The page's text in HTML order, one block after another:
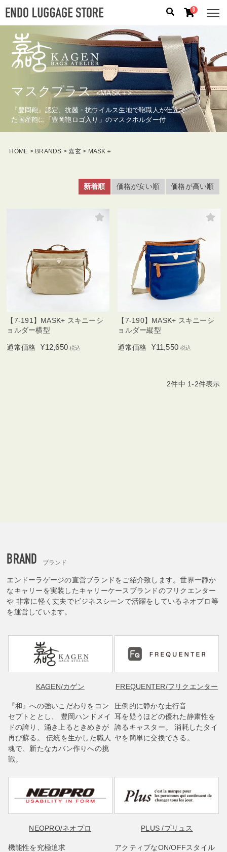
人気のキーワード： 誕生日プレゼント /フリクエン タ
ー/機内持込
カテゴリから探す
ブランドから探す
円 〜 円
0
マスクプラス <MASK＋>
『豊岡鞄』認定、抗菌・抗ウイルス生地で鞄職人が仕立て
た国産鞄に「豊岡鞄ロゴ入り」のマスクホルダー付
HOME BRANDS 嘉玄 MASK＋
価格が安い順 価格が高い順
新着順
【7-191】MASK+ スキニーシ
ョルダー横型
通常価格 ¥12,650 税込
【7-190】MASK+ スキニーシ
ョルダー縦型
通常価格 ¥11,550 税込
2件中 1-2件表示
BRAND ブランド
エンドーラゲージの直営ブランドをご紹介致します。世界一静か
なキャリーを実装したキャリーケースブランドのフリクエンター
や 非常に軽く丈夫でビジネスシーンで活躍をしているネオプロ等
を運営しています。
KAGEN/カゲン
『和』への強いこだわりをコン
セプトととし、 豊岡ハンドメイ
ドの誇り、涌き上るときめきが
再び蘇る。 伝統を生かした職人
魂で、新たなカバン作りへの挑
戦。
FREQUENTER/フリクエンター
圧倒的に静かな走行音
耳を疑うほどの優れた静粛性を
誇るキャスター。 消耗したタイ
ヤを簡単に交換できる。
NEOPRO/ネオプロ
機能性を究極追求
PLUS/プリュス
アクティブなON/OFFスタイル